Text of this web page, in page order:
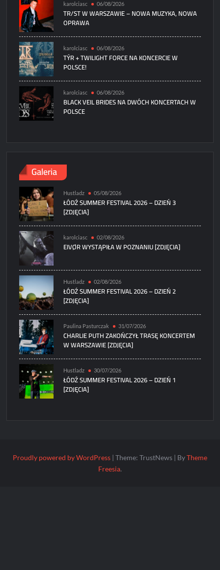
karolciasc 06/08/2026
TR/ST W WARSZAWIE – NOWA MUZYKA, NOWA
OPRAWA
karolciasc 06/08/2026
TÝR + TWILIGHT FORCE NA KONCERCIE W
POLSCE!
karolciasc 06/08/2026
BLACK VEIL BRIDES NA DWÓCH KONCERTACH W
POLSCE
Galeria
Hustladz 05/08/2026
ŁÓDŹ SUMMER FESTIVAL 2026 – DZIEŃ 3
[ZDJĘCIA]
karolciasc 02/08/2026
EIVØR WYSTĄPIŁA W POZNANIU [ZDJĘCIA]
Hustladz 02/08/2026
ŁÓDŹ SUMMER FESTIVAL 2026 – DZIEŃ 2
[ZDJĘCIA]
Paulina Pasturczak 31/07/2026
CHARLIE PUTH ZAKOŃCZYŁ TRASĘ KONCERTEM
W WARSZAWIE [ZDJĘCIA]
Hustladz 30/07/2026
ŁÓDŹ SUMMER FESTIVAL 2026 – DZIEŃ 1
[ZDJĘCIA]
Proudly powered by WordPress | Theme: TrustNews | ByTheme
Freesia.